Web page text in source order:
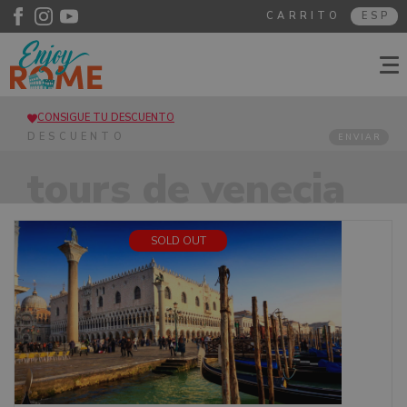
ESP
CARRITO
CONSIGUE TU DESCUENTO
ENVIAR
tours de venecia
SOLD OUT